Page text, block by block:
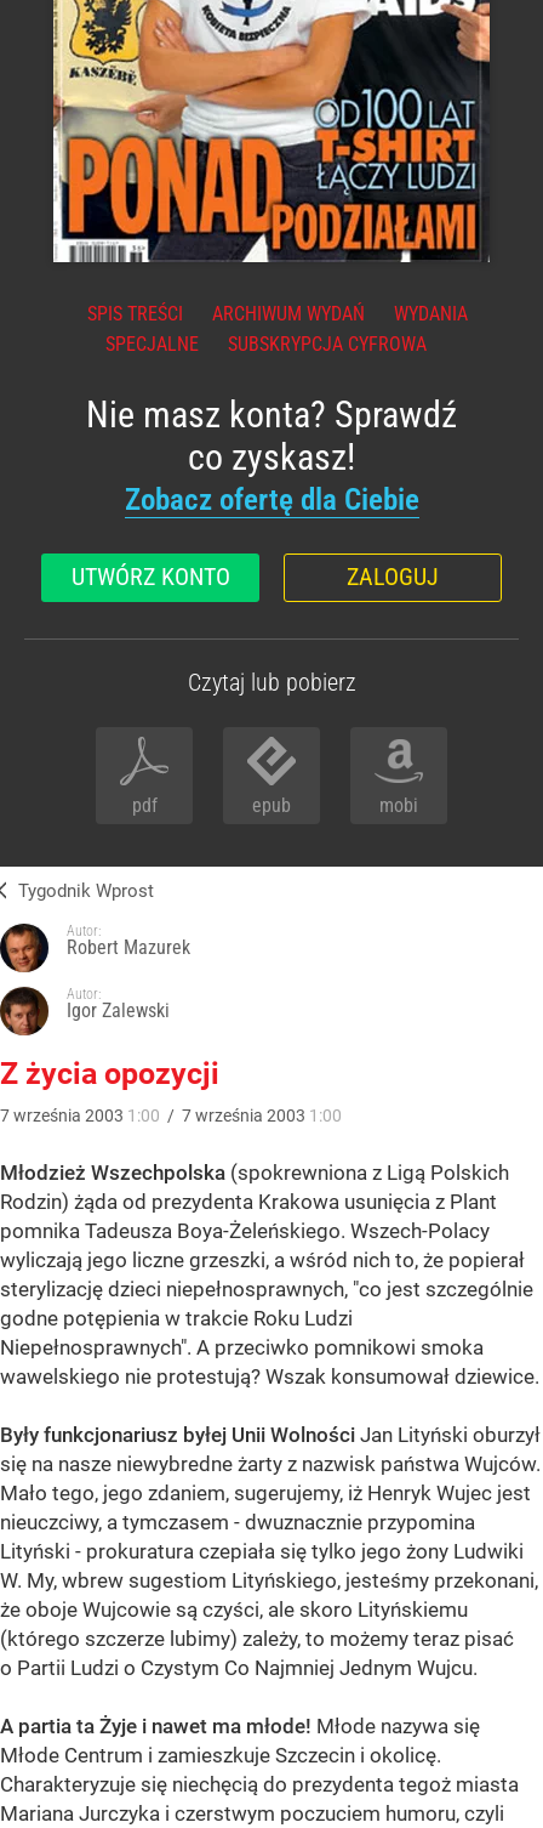
SPIS TREŚCI ARCHIWUM WYDAŃ
WYDANIA
SPECJALNE
SUBSKRYPCJA CYFROWA
Nie masz konta? Sprawdź
co zyskasz!
Zobacz ofertę dla Ciebie
UTWÓRZ KONTO ZALOGUJ
Czytaj lub pobierz
pdf epub mobi
Tygodnik Wprost
Autor:
Robert Mazurek
Autor:
Igor Zalewski
Z życia opozycji
7września 2003 1:00 / 7września 2003 1:00
Młodzież Wszechpolska (spokrewniona z Ligą Polskich
Rodzin) żąda od prezydenta Krakowa usunięcia z Plant
pomnika Tadeusza Boya-Żeleńskiego. Wszech-Polacy
wyliczają jego liczne grzeszki, a wśród nich to, że popierał
sterylizację dzieci niepełnosprawnych, "co jest szczególnie
godne potępienia w trakcie Roku Ludzi
Niepełnosprawnych". A przeciwko pomnikowi smoka
wawelskiego nie protestują? Wszak konsumował dziewice.
Były funkcjonariusz byłej Unii Wolności Jan Lityński oburzył
się na nasze niewybredne żarty z nazwisk państwa Wujców.
Mało tego, jego zdaniem, sugerujemy, iż Henryk Wujec jest
nieuczciwy, a tymczasem - dwuznacznie przypomina
Lityński - prokuratura czepiała się tylko jego żony Ludwiki
W. My, wbrew sugestiom Lityńskiego, jesteśmy przekonani,
że oboje Wujcowie są czyści, ale skoro Lityńskiemu
(którego szczerze lubimy) zależy, to możemy teraz pisać
o Partii Ludzi o Czystym Co Najmniej Jednym Wujcu.
A partia ta Żyje i nawet ma młode! Młode nazywa się
Młode Centrum i zamieszkuje Szczecin i okolicę.
Charakteryzuje się niechęcią do prezydenta tegoż miasta
Mariana Jurczyka i czerstwym poczuciem humoru, czyli